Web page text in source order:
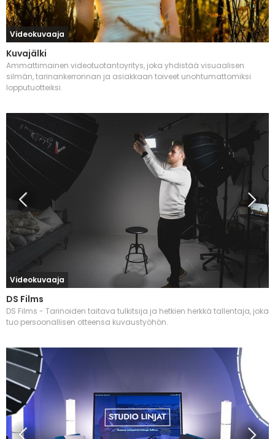
Videokuvaaja
Kuvajälki
Ammattimainen videotuotantoyritys, joka yhdistää visuaalisen
silmän, tarinankerronnan ja asiakkaan toiveet unohtumattomiksi
lopputuotteiksi.
Videokuvaaja
DS Films
DS Films - Tarinoiden taitava tulkitsija ja hetkien herkkä tallentaja, joka
tuo persoonallisen otteensa kuvaustyöhön.